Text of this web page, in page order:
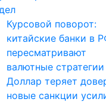
Курсовой поворот:
китайские банки в
пересматривают
валютные стратегии
Доллар теряет
новые санкции